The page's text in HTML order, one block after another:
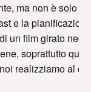
ma non è solo
e la
un film girato
soprattutto
realizziamo al